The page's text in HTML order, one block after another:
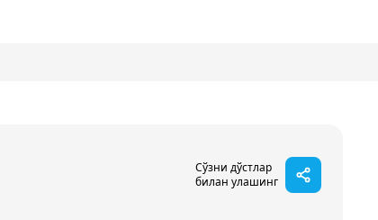
Сўзни дўстлар
билан улашинг